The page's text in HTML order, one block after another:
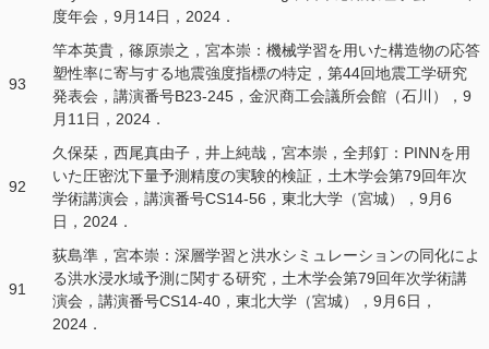
度年会，9月14日，2024．
93
竿本英貴，篠原崇之，宮本崇：機械学習を用いた構造物の応答
塑性率に寄与する地震強度指標の特定，第44回地震工学研究
発表会，講演番号B23-245，金沢商工会議所会館（石川），9
月11日，2024．
92
久保栞，西尾真由子，井上純哉，宮本崇，全邦釘：PINNを用
いた圧密沈下量予測精度の実験的検証，土木学会第79回年次
学術講演会，講演番号CS14-56，東北大学（宮城），9月6
日，2024．
91
荻島準，宮本崇：深層学習と洪水シミュレーションの同化によ
る洪水浸水域予測に関する研究，土木学会第79回年次学術講
演会，講演番号CS14-40，東北大学（宮城），9月6日，
2024．